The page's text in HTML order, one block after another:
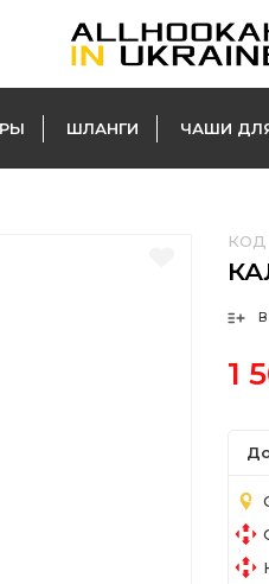
ШЛАНГИ ЧАШИ
КОД
1